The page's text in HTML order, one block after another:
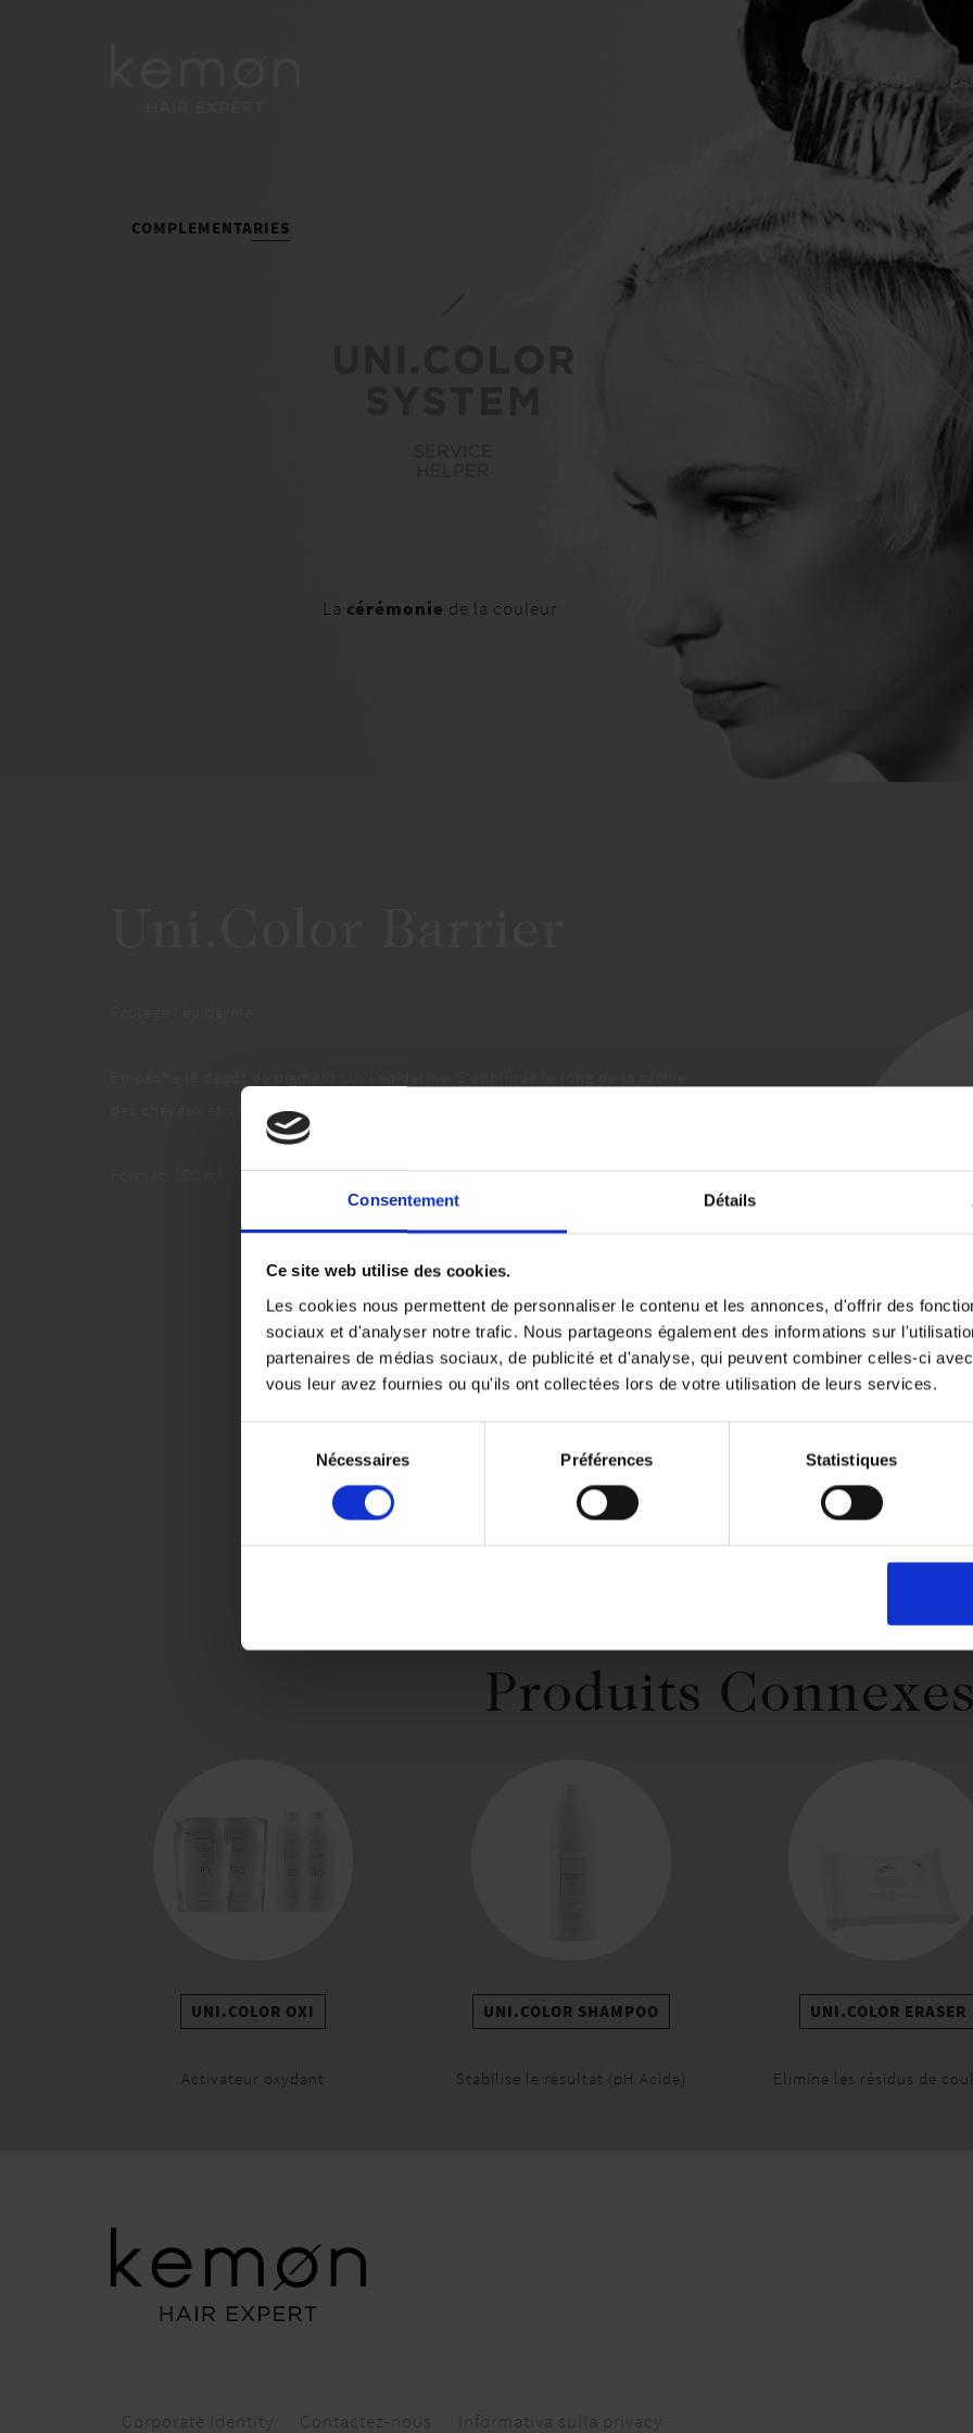
Consentement Détails
Ce site web utilise des cookies.
Les cookies nous permettent de personnaliser le contenu et les annonces, d'offrir des
sociaux et d'analyser notre trafic. Nous partageons également des informations sur
partenaires de médias sociaux, de publicité et d'analyse, qui peuvent combiner celles-ci
vous leur avez fournies ou qu'ils ont collectées lors de votre utilisation de leurs services.
consentement
Nécessaires Préférences Statistiques
ABOUT
COMPLEMENTARIES
La cérémonie de la couleur
des cheveux et s’enlève avec la coloration.
Produits
UNI.COLOR OXI
Activateur oxydant
UNI.COLOR SHAMPOO
Stabilise le résultat (pH Acide)
UNI.COLOR ERASER
Elimine les résidus de
Corporate Identity Contactez-nous Informativa sulla privacy